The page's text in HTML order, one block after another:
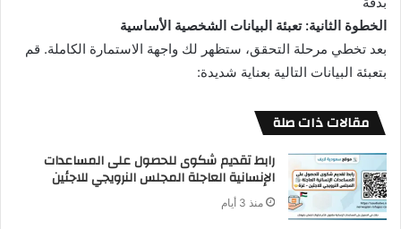
الخطوة الثانية: تعبئة البيانات الشخصية الأساسية
بعد تخطي مرحلة التحقق، ستظهر لك واجهة الاستمارة الكاملة. قم
بتعبئة البيانات التالية بعناية شديدة:
مقالات ذات صلة
رابط تقديم شكوى للحصول على المساعدات
الإنسانية العاجلة المجلس النرويجي للاجئين
منذ 3 أيام